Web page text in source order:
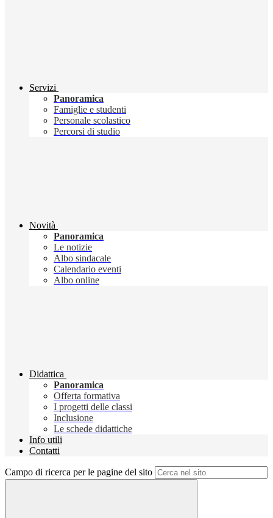
Servizi
Panoramica
Famiglie e studenti
Personale scolastico
Percorsi di studio
Novità
Panoramica
Le notizie
Albo sindacale
Calendario eventi
Albo online
Didattica
Panoramica
Offerta formativa
I progetti delle classi
Inclusione
Le schede didattiche
Info utili
Contatti
Campo di ricerca per le pagine del sito